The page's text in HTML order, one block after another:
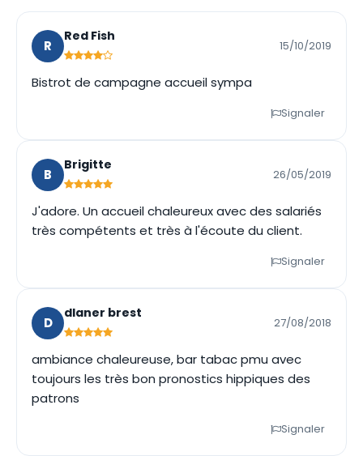
R
Red Fish
15/10/2019
Bistrot de campagne accueil sympa
Signaler
B
Brigitte
26/05/2019
J'adore. Un accueil chaleureux avec des salariés
très compétents et très à l'écoute du client.
Signaler
D
dlaner brest
27/08/2018
ambiance chaleureuse, bar tabac pmu avec
toujours les très bon pronostics hippiques des
patrons
Signaler